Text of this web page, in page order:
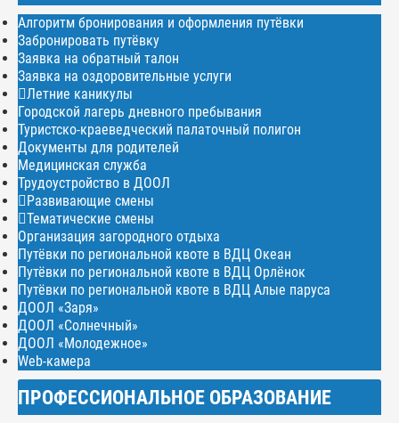
Алгоритм бронирования и оформления путёвки
Забронировать путёвку
Заявка на обратный талон
Заявка на оздоровительные услуги
Летние каникулы
Городской лагерь дневного пребывания
Туристско-краеведческий палаточный полигон
Документы для родителей
Медицинская служба
Трудоустройство в ДООЛ
Развивающие смены
Тематические смены
Организация загородного отдыха
Путёвки по региональной квоте в ВДЦ Океан
Путёвки по региональной квоте в ВДЦ Орлёнок
Путёвки по региональной квоте в ВДЦ Алые паруса
ДООЛ «Заря»
ДООЛ «Солнечный»
ДООЛ «Молодежное»
Web-камера
ПРОФЕССИОНАЛЬНОЕ ОБРАЗОВАНИЕ